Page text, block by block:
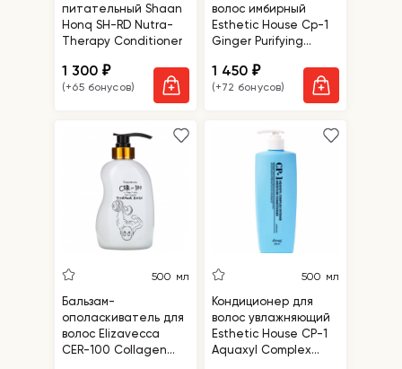
питательный Shaan
Honq SH-RD Nutra-
Therapy Conditioner
1 300₽
(+65 бонусов)
волос имбирный
Esthetic House Cp-1
Ginger Purifying
1 450₽
(+72 бонусов)
500 мл
Бальзам-
ополаскиватель для
волос Elizavecca
CER-100 Collagen
500 мл
Кондиционер для
волос увлажняющий
Esthetic House CP-1
Aquaxyl Complex